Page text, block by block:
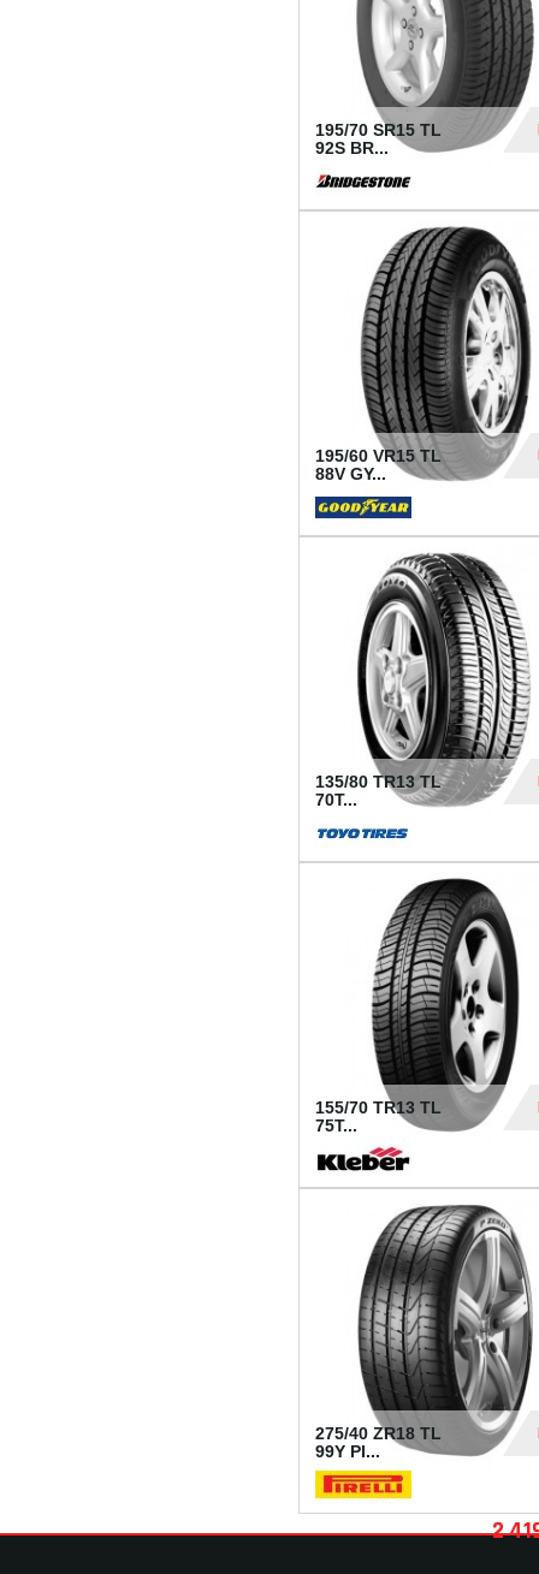
195/70 SR15 TL
92S BR...
195/60 VR15 TL
88V GY...
135/80 TR13 TL
70T...
155/70 TR13 TL
75T...
275/40 ZR18 TL
99Y PI...
2